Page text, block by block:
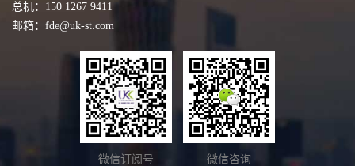
总机：150 1267 9411
邮箱：fde@uk-st.com
微信订阅号 微信咨询